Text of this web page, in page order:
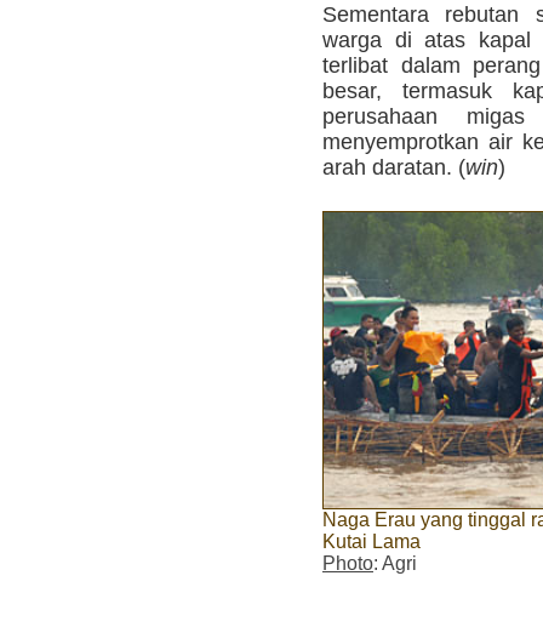
Sementara rebutan
warga di atas kapal
terlibat dalam
besar, termasuk
perusahaan
menyemprotkan air
arah daratan. (win)
Naga Erau yang tinggal
Kutai Lama
Photo: Agri